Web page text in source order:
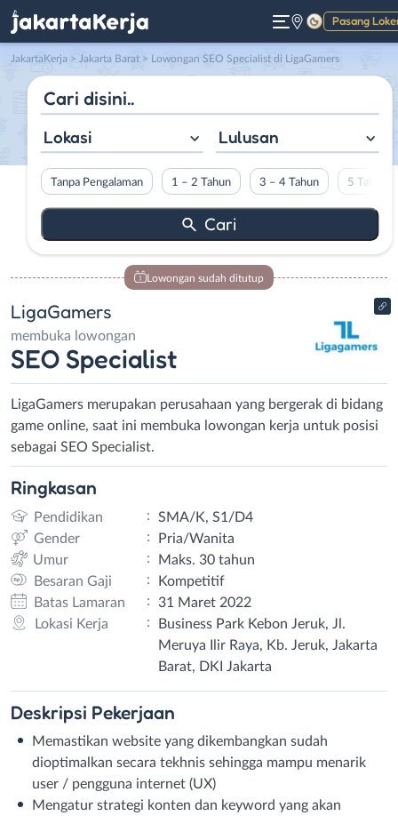
Pasang
Gelap
JakartaKerja > Jakarta Barat > Lowongan SEO Specialist di LigaGamers
Lokasi Lulusan
Tanpa Pengalaman 1 – 2 Tahun 3 – 4 Tahun 5 Tahun
Lowongan sudah ditutup
LigaGamers
membuka lowongan
SEO Specialist
LigaGamers merupakan perusahaan yang bergerak di bidang
game online, saat ini membuka lowongan kerja untuk posisi
sebagai SEO Specialist.
Ringkasan
Pendidikan :
SMA/K, S1/D4
Gender
:
Pria/Wanita
Umur
:
Maks. 30 tahun
Besaran Gaji
:
Kompetitif
Batas Lamaran
:
31 Maret 2022
Lokasi Kerja
:
Business Park Kebon Jeruk, Jl.
Meruya Ilir Raya, Kb. Jeruk, Jakarta
Barat, DKI Jakarta
Deskripsi Pekerjaan
Memastikan website yang dikembangkan sudah
dioptimalkan secara tekhnis sehingga mampu menarik
user / pengguna internet (UX)
Mengatur strategi konten dan keyword yang akan